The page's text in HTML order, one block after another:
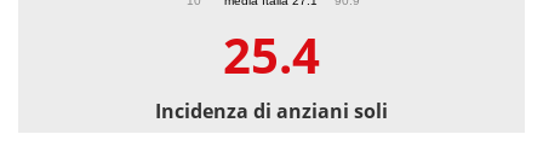
25.4
Incidenza di anziani soli